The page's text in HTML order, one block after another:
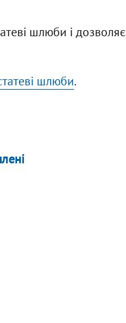
шлюби і дозволяє
шлюби.